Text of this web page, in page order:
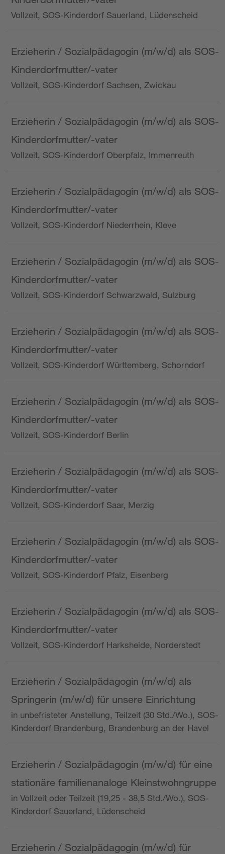
Vollzeit, SOS-Kinderdorf Sauerland, Lüdenscheid
Erzieherin / Sozialpädagogin (m/w/d) als SOS-
Kinderdorfmutter/-vater
Vollzeit, SOS-Kinderdorf Sachsen, Zwickau
Erzieherin / Sozialpädagogin (m/w/d) als SOS-
Kinderdorfmutter/-vater
Vollzeit, SOS-Kinderdorf Oberpfalz, Immenreuth
Erzieherin / Sozialpädagogin (m/w/d) als SOS-
Kinderdorfmutter/-vater
Vollzeit, SOS-Kinderdorf Niederrhein, Kleve
Erzieherin / Sozialpädagogin (m/w/d) als SOS-
Kinderdorfmutter/-vater
Vollzeit, SOS-Kinderdorf Schwarzwald, Sulzburg
Erzieherin / Sozialpädagogin (m/w/d) als SOS-
Kinderdorfmutter/-vater
Vollzeit, SOS-Kinderdorf Württemberg, Schorndorf
Erzieherin / Sozialpädagogin (m/w/d) als SOS-
Kinderdorfmutter/-vater
Vollzeit, SOS-Kinderdorf Berlin
Erzieherin / Sozialpädagogin (m/w/d) als SOS-
Kinderdorfmutter/-vater
Vollzeit, SOS-Kinderdorf Saar, Merzig
Erzieherin / Sozialpädagogin (m/w/d) als SOS-
Kinderdorfmutter/-vater
Vollzeit, SOS-Kinderdorf Pfalz, Eisenberg
Erzieherin / Sozialpädagogin (m/w/d) als SOS-
Kinderdorfmutter/-vater
Vollzeit, SOS-Kinderdorf Harksheide, Norderstedt
Erzieherin / Sozialpädagogin (m/w/d) als
Springerin (m/w/d) für unsere Einrichtung
in unbefristeter Anstellung, Teilzeit (30 Std./Wo.), SOS-
Kinderdorf Brandenburg, Brandenburg an der Havel
Erzieherin / Sozialpädagogin (m/w/d) für eine
stationäre familienanaloge Kleinstwohngruppe
in Vollzeit oder Teilzeit (19,25 - 38,5 Std./Wo.), SOS-
Kinderdorf Sauerland, Lüdenscheid
Erzieherin / Sozialpädagogin (m/w/d) für